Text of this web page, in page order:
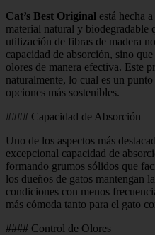
Cat’s Best Original está hecha
material natural y biodegradable
utilización de fibras de madera
capacidad de absorción, sino
olores de manera efectiva. Este
naturalmente, lo cual es un
opciones más sostenibles.
#### Capacidad de Absorción
Uno de los aspectos más
excepcional capacidad de
formando grumos sólidos que
los dueños de gatos mantengan
condiciones con menos
más cómoda tanto para el gato
#### Control de Olores